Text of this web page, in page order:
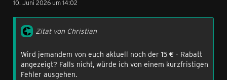
10. Juni 2026 um 14:02
Zitat von Christian
Wird jemandem von euch aktuell noch der 15 € - Rabatt
angezeigt? Falls nicht, würde ich von einem kurzfristigen
Fehler ausgehen.